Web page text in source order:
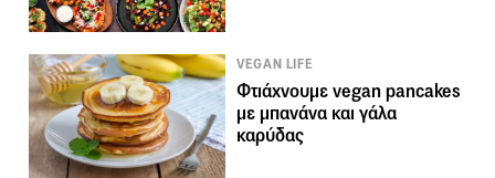
VEGAN LIFE
Φτιάχνουμε vegan pancakes
με μπανάνα και γάλα
καρύδας